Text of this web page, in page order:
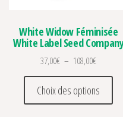
White Widow Féminisée
White Label Seed
37,00€ – 108,00€Plage
Choix des options